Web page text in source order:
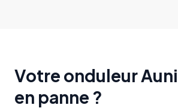
Votre onduleur
en panne ?